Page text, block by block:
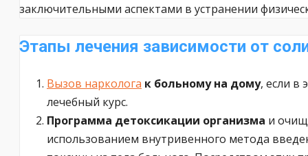
заключительными аспектами в устранении
Этапы лечения зависимости от
Вызов нарколога к больному на дому, если в
лечебный курс.
Программа детоксикации организма и
использованием внутривенного метода